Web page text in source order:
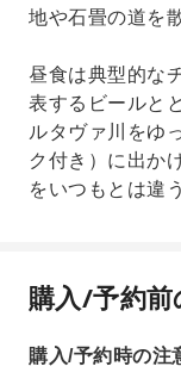
地や石畳の道を
昼食は典型的な
表するビールと
ルタヴァ川をゆ
ク付き）に出か
をいつもとは違
購入/予約
購入/予約時の注